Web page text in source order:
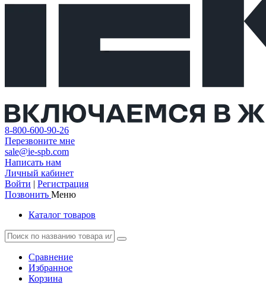
8-800-600-90-26
Перезвоните мне
sale@ie-spb.com
Написать нам
Личный кабинет
Войти | Регистрация
Позвонить Меню
Каталог товаров
Сравнение
Избранное
Корзина